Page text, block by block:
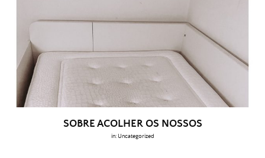
SOBRE ACOLHER OS NOSSOS
in: Uncategorized